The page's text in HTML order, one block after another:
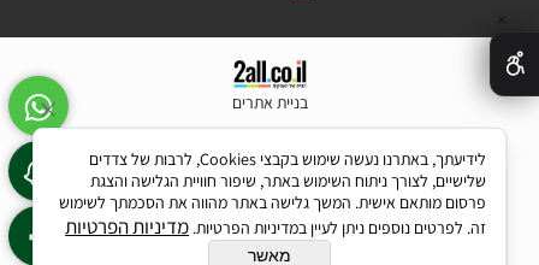
בניית אתרים
לידיעתך, באתרנו נעשה שימוש בקבצי Cookies, לרבות של צדדים
שלישיים, לצורך ניתוח השימוש באתר, שיפור חוויית הגלישה והצגת
פרסום מותאם אישית. המשך גלישה באתר מהווה את הסכמתך לשימוש
זה. לפרטים נוספים ניתן לעיין במדיניות הפרטיות. מדיניות הפרטיות
מאשר